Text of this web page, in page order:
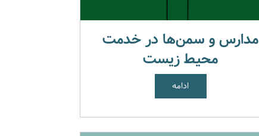
مدارس و سمن‌ها در خدمت
محیط زیست
ادامه